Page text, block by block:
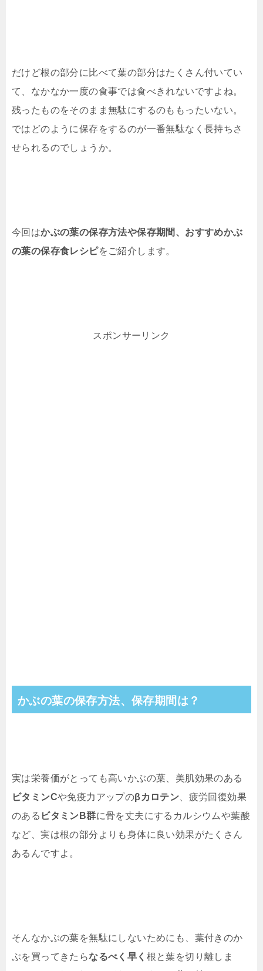
だけど根の部分に比べて葉の部分はたくさん付いてい
て、なかなか一度の食事では食べきれないですよね。
残ったものをそのまま無駄にするのももったいない。
ではどのように保存をするのが一番無駄なく長持ちさ
せられるのでしょうか。
今回はかぶの葉の保存方法や保存期間、おすすめかぶ
の葉の保存食レシピをご紹介します。
スポンサーリンク
かぶの葉の保存方法、保存期間は？
実は栄養価がとっても高いかぶの葉、美肌効果のある
ビタミンCや免疫力アップのβカロテン 、疲労回復効果
のある ビタミンB群に骨を丈夫にするカルシウムや葉酸
など、実は根の部分よりも身体に良い効果がたくさん
あるんですよ。
そんなかぶの葉を無駄にしないためにも、葉付きのか
ぶを買ってきたらなるべく早く 根と葉を切り離しま